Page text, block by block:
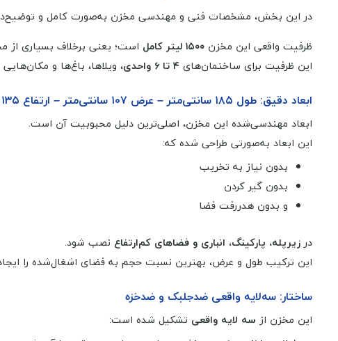
در این بخش، مشخصات فنی و مهندسی مخزن به‌صورت کامل و توضیح‌دار
ظرفیت واقعی این مخزن ۱۵۰۰ لیتر کامل
است؛ یعنی برخلاف بسیاری از
این ظرفیت برای ساختمان‌های ۴ تا ۶ واحدی ، ویلاها، باغ‌ها و
ابعاد دقیق: طول ۱۸۵ سانتی‌متر – عرض ۱۰۷ سانتی‌متر – ارتفاع ۱۳۵ سانتی‌متر
ابعاد مهندسی‌شده این مخزن، اصلی‌ترین دلیل محبوبیت آن است.
این ابعاد به‌صورتی طراحی شده که:
بدون نیاز به تخریب
بدون گیر کردن
و بدون هدررفت فضا
درزیرپله، پارکینگ، انباری و فضاهای کم‌ارتفاع نصب شود.
این ترکیب طول و عرض، بهترین نسبت حجم به فضای اشغال‌شده را
ساختار: سه‌لایه واقعی ضدجلبک و ضدخزه
این مخزن از سه لایه واقعی تشکیل شده است: